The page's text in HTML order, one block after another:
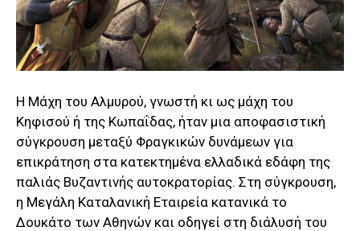
Η Μάχη του Αλμυρού, γνωστή κι ως μάχη του
Κηφισού ή της Κωπαΐδας, ήταν μια αποφασιστική
σύγκρουση μεταξύ Φραγκικών δυνάμεων για
επικράτηση στα κατεκτημένα ελλαδικά εδάφη της
παλιάς Βυζαντινής αυτοκρατορίας. Στη σύγκρουση,
η Μεγάλη Καταλανική Εταιρεία κατανικά το
Δουκάτο των Αθηνών και οδηγεί στη διάλυσή του